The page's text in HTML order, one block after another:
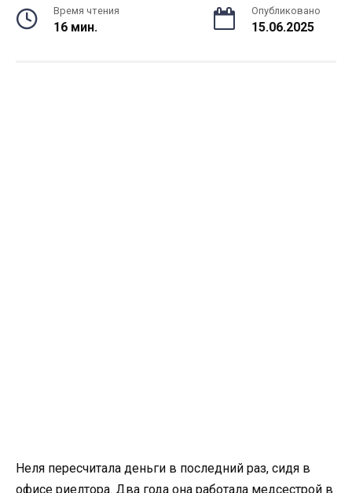
Время чтения
16 мин.
Опубликовано
15.06.2025
Неля пересчитала деньги в последний раз, сидя в
офисе риелтора. Два года она работала медсестрой в